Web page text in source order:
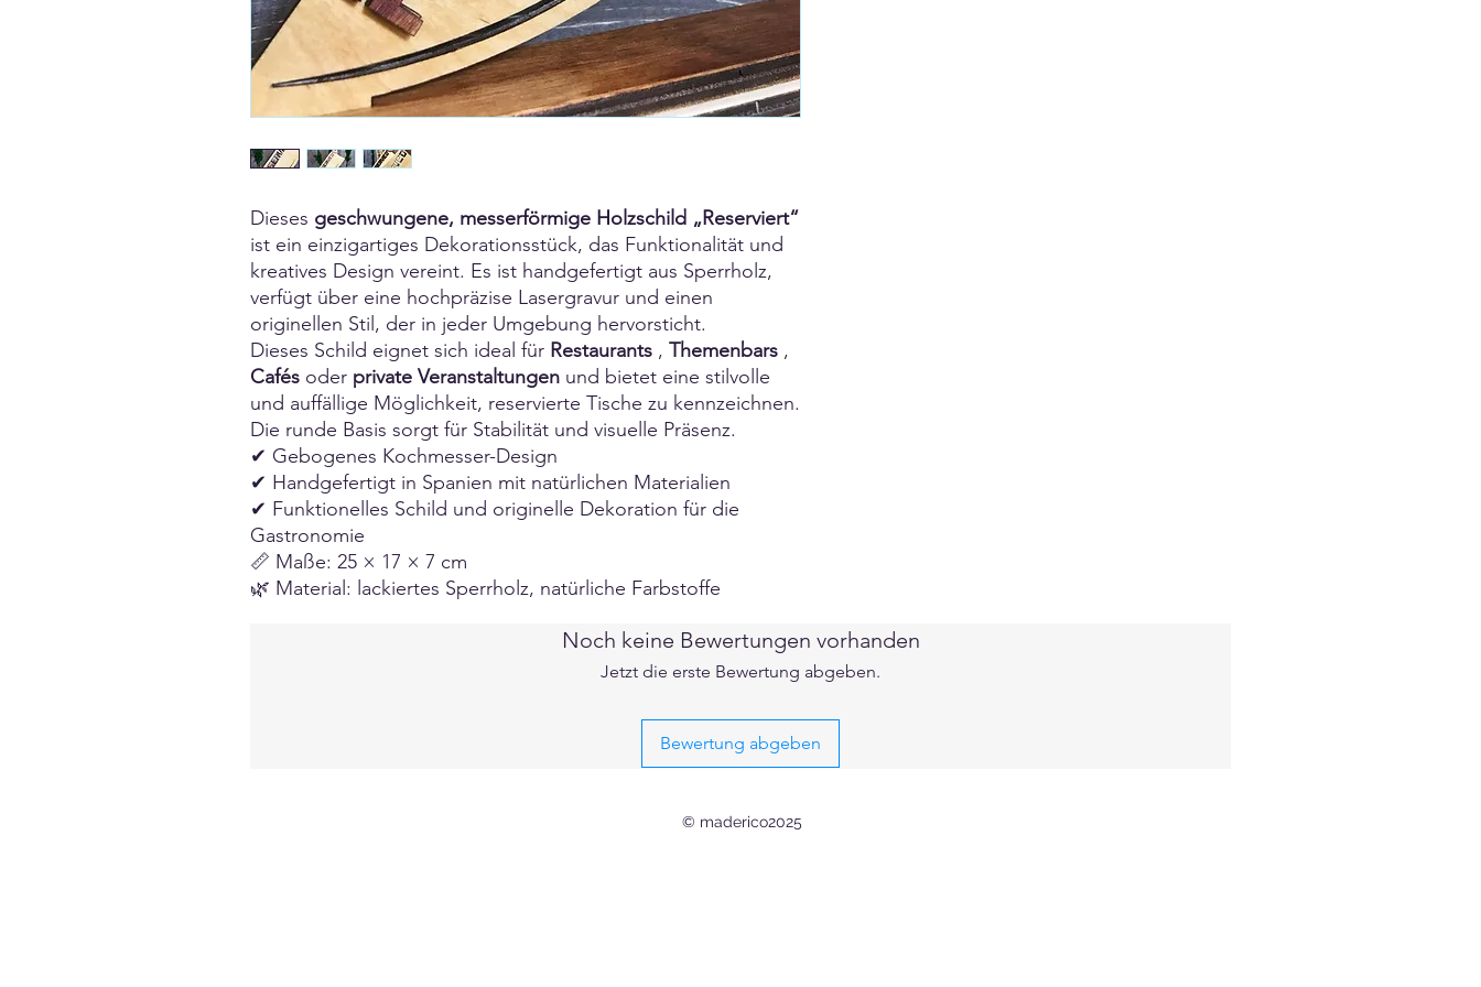
Dieses geschwungene, messerförmige Holzschild „Reserviert“
ist ein einzigartiges Dekorationsstück, das Funktionalität und
kreatives Design vereint. Es ist handgefertigt aus Sperrholz,
verfügt über eine hochpräzise Lasergravur und einen
originellen Stil, der in jeder Umgebung hervorsticht.
Dieses Schild eignet sich ideal für Restaurants , Themenbars ,
Cafés oder private Veranstaltungen und bietet eine stilvolle
und auffällige Möglichkeit, reservierte Tische zu kennzeichnen.
Die runde Basis sorgt für Stabilität und visuelle Präsenz.
✔ Gebogenes Kochmesser-Design
✔ Handgefertigt in Spanien mit natürlichen Materialien
✔ Funktionelles Schild und originelle Dekoration für die
Gastronomie
📏 Maße: 25 × 17 × 7 cm
🌿 Material: lackiertes Sperrholz, natürliche Farbstoffe
Noch keine Bewertungen vorhanden
Jetzt die erste Bewertung abgeben.
Bewertung abgeben
© maderico2025